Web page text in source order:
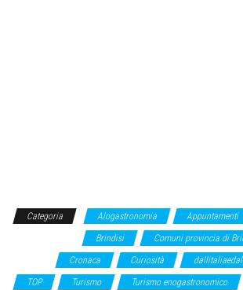
Categoria Alogastronomia Appuntamenti
Brindisi Comuni provincia di
Cronaca Curiosità
TOP
Turismo Turismo enogastronomico